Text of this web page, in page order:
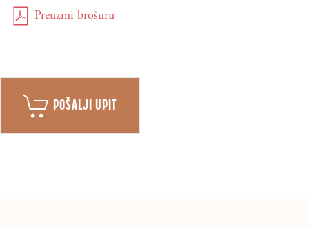
Preuzmi brošuru
POŠALJI UPIT